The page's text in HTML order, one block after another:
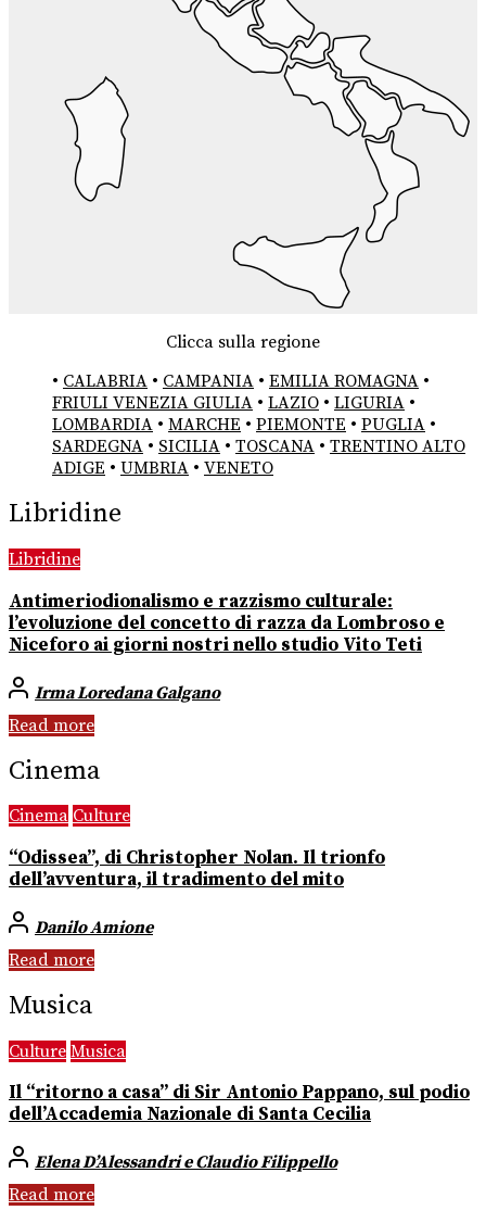
Clicca sulla regione
• CALABRIA • CAMPANIA • EMILIA ROMAGNA •
FRIULI VENEZIA GIULIA • LAZIO • LIGURIA •
LOMBARDIA • MARCHE • PIEMONTE • PUGLIA •
SARDEGNA • SICILIA • TOSCANA • TRENTINO ALTO
ADIGE • UMBRIA • VENETO
Libridine
Libridine
Antimeriodionalismo e razzismo culturale:
l’evoluzione del concetto di razza da Lombroso e
Niceforo ai giorni nostri nello studio Vito Teti
Irma Loredana Galgano
Read more
Cinema
Cinema Culture
“Odissea”, di Christopher Nolan. Il trionfo
dell’avventura, il tradimento del mito
Danilo Amione
Read more
Musica
Culture Musica
Il “ritorno a casa” di Sir Antonio Pappano, sul podio
dell’Accademia Nazionale di Santa Cecilia
Elena D’Alessandri e Claudio Filippello
Read more